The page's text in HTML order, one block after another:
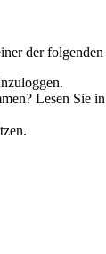
der folgenden
Lesen Sie